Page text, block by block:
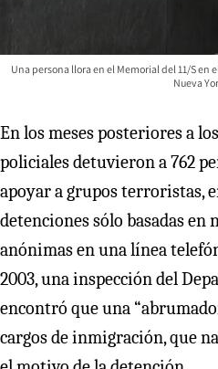
Una persona llora en el Memorial del 11/S en
Nueva
En los meses posteriores a
policiales detuvieron a 762
apoyar a grupos terroristas,
detenciones sólo basadas en
anónimas en una línea
2003, una inspección del
encontró que una
cargos de inmigración, que